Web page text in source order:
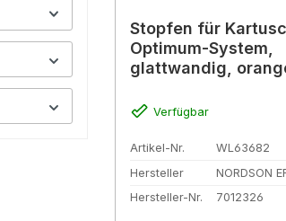
Stopfen für
Optimum-System,
glattwandig,
Verfügbar
Artikel-Nr.
WL63682
Hersteller
NORDSON
Hersteller-Nr.
7012326